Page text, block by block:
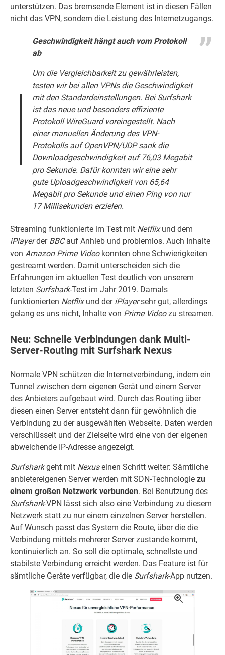
unterstützen. Das bremsende Element ist in diesen Fällen
nicht das VPN, sondern die Leistung des Internetzugangs.
Geschwindigkeit hängt auch vom Protokoll
ab
Um die Vergleichbarkeit zu gewährleisten,
testen wir bei allen VPNs die Geschwindigkeit
mit den Standardeinstellungen. BeiSurfshark
ist das neue und besonders effiziente
Protokoll WireGuard voreingestellt. Nach
einer manuellen Änderung des VPN-
Protokolls auf OpenVPN/UDP sank die
Downloadgeschwindigkeit auf 76,03 Megabit
pro Sekunde. Dafür konnten wir eine sehr
gute Uploadgeschwindigkeit von 65,64
Megabit pro Sekunde und einen Ping von nur
17 Millisekunden erzielen.
Streaming funktionierte im Test mit Netflixund dem
iPlayerder BBCauf Anhieb und problemlos. Auch Inhalte
von Amazon Prime Videokonnten ohne Schwierigkeiten
gestreamt werden. Damit unterscheiden sich die
Erfahrungen im aktuellen Test deutlich von unserem
letzten Surfshark-Test im Jahr 2019. Damals
funktionierten Netflixund der iPlayersehr gut, allerdings
gelang es uns nicht, Inhalte von Prime Videozu streamen.
Neu: Schnelle Verbindungen dank Multi-
Server-Routing mit Surfshark Nexus
Normale VPN schützen die Internetverbindung, indem ein
Tunnel zwischen dem eigenen Gerät und einem Server
des Anbieters aufgebaut wird. Durch das Routing über
diesen einen Server entsteht dann für gewöhnlich die
Verbindung zu der ausgewählten Webseite. Daten werden
verschlüsselt und der Zielseite wird eine von der eigenen
abweichende IP-Adresse angezeigt.
Surfsharkgeht mit Nexuseinen Schritt weiter: Sämtliche
anbietereigenen Server werden mit SDN-Technologie zu
einem großen Netzwerk verbunden. Bei Benutzung des
Surfshark-VPN lässt sich also eine Verbindung zu diesem
Netzwerk statt zu nur einem einzelnen Server herstellen.
Auf Wunsch passt das System die Route, über die die
Verbindung mittels mehrerer Server zustande kommt,
kontinuierlich an. So soll die optimale, schnellste und
stabilste Verbindung erreicht werden. Das Feature ist für
sämtliche Geräte verfügbar, die die Surfshark-App nutzen.